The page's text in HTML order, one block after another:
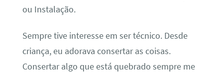
ou Instalação.
Sempre tive interesse em ser técnico. Desde
criança, eu adorava consertar as coisas.
Consertar algo que está quebrado sempre me